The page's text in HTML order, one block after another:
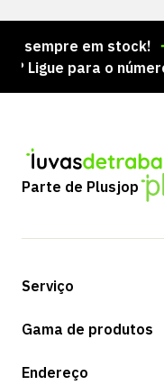
em stock!
para o número
Parte de Plusjop
Serviço
Opções de pagamento
Devoluções e serviço
Gama de produtos
Loja
Endereço